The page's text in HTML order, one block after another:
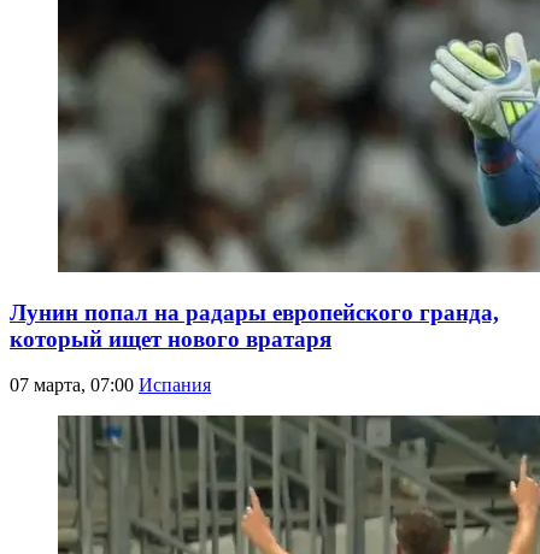
Лунин попал на радары европейского гранда,
который ищет нового вратаря
07 марта, 07:00 Испания